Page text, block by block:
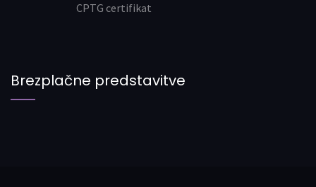
CPTG certifikat
Brezplačne predstavitve